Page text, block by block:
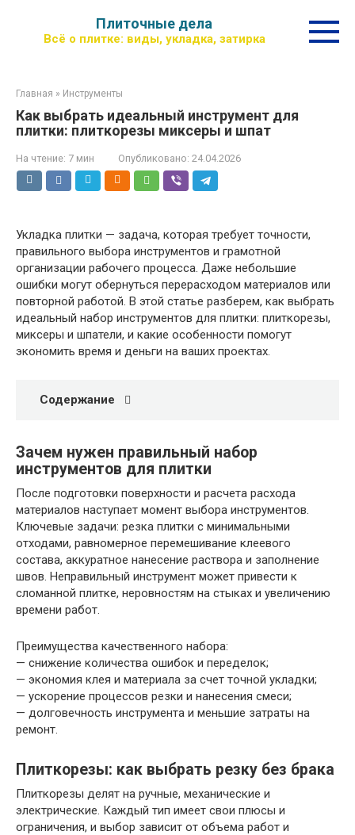
контенту
Плиточные дела
Всё о плитке: виды, укладка, затирка
Главная » Инструменты
Как выбрать идеальный инструмент для
плитки: плиткорезы миксеры и шпат
На чтение: 7 мин Опубликовано: 24.04.2026
Укладка плитки — задача, которая требует точности,
правильного выбора инструментов и грамотной
организации рабочего процесса. Даже небольшие
ошибки могут обернуться перерасходом материалов или
повторной работой. В этой статье разберем, как выбрать
идеальный набор инструментов для плитки: плиткорезы,
миксеры и шпатели, и какие особенности помогут
экономить время и деньги на ваших проектах.
Содержание
Зачем нужен правильный набор
инструментов для плитки
После подготовки поверхности и расчета расхода
материалов наступает момент выбора инструментов.
Ключевые задачи: резка плитки с минимальными
отходами, равномерное перемешивание клеевого
состава, аккуратное нанесение раствора и заполнение
швов. Неправильный инструмент может привести к
сломанной плитке, неровностям на стыках и увеличению
времени работ.
Преимущества качественного набора:
— снижение количества ошибок и переделок;
— экономия клея и материала за счет точной укладки;
— ускорение процессов резки и нанесения смеси;
— долговечность инструмента и меньшие затраты на
ремонт.
Плиткорезы: как выбрать резку без брака
Плиткорезы делят на ручные, механические и
электрические. Каждый тип имеет свои плюсы и
ограничения, и выбор зависит от объема работ и